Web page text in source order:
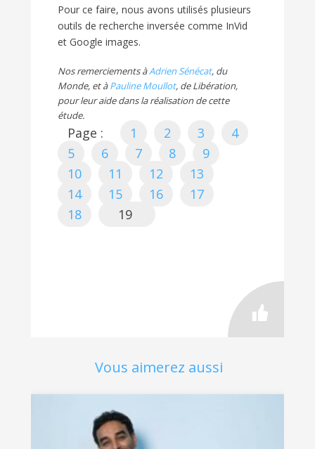
Pour ce faire, nous avons utilisés plusieurs
outils de recherche inversée comme InVid
et Google images.
Nos remerciements àAdrien Sénécat, du
Monde, et àPauline Moullot, de Libération,
pour leur aide dans la réalisation de cette
étude.
Page : 1 2 3
4
5
6 7 8
9
10
11 12
13
14
15 16
17
18
19
Vous aimerez aussi